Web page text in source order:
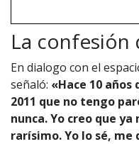
La confesión
En dialogo con el
señaló: «Hace 10
2011 que no tengo
nunca. Yo creo que ya
rarísimo. Yo lo sé, me